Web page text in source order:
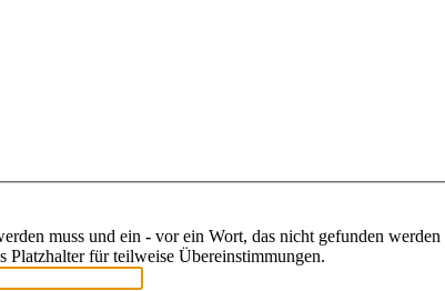
muss und ein - vor ein Wort, das nicht gefunden
Platzhalter für teilweise Übereinstimmungen.